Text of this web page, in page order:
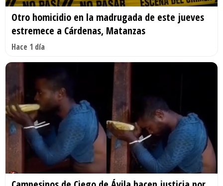
Otro homicidio en la madrugada de este jueves
estremece a Cárdenas, Matanzas
Hace 1 día